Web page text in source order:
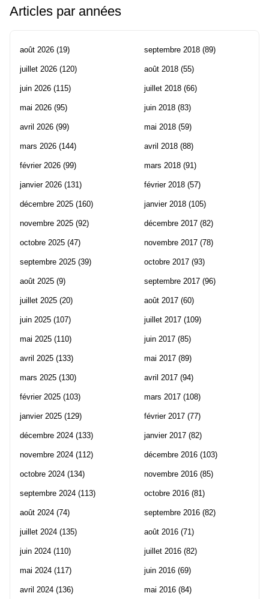
Articles par années
août 2026 (19)
juillet 2026 (120)
juin 2026 (115)
mai 2026 (95)
avril 2026 (99)
mars 2026 (144)
février 2026 (99)
janvier 2026 (131)
décembre 2025 (160)
novembre 2025 (92)
octobre 2025 (47)
septembre 2025 (39)
août 2025 (9)
juillet 2025 (20)
juin 2025 (107)
mai 2025 (110)
avril 2025 (133)
mars 2025 (130)
février 2025 (103)
janvier 2025 (129)
décembre 2024 (133)
novembre 2024 (112)
octobre 2024 (134)
septembre 2024 (113)
août 2024 (74)
juillet 2024 (135)
juin 2024 (110)
mai 2024 (117)
avril 2024 (136)
septembre 2018 (89)
août 2018 (55)
juillet 2018 (66)
juin 2018 (83)
mai 2018 (59)
avril 2018 (88)
mars 2018 (91)
février 2018 (57)
janvier 2018 (105)
décembre 2017 (82)
novembre 2017 (78)
octobre 2017 (93)
septembre 2017 (96)
août 2017 (60)
juillet 2017 (109)
juin 2017 (85)
mai 2017 (89)
avril 2017 (94)
mars 2017 (108)
février 2017 (77)
janvier 2017 (82)
décembre 2016 (103)
novembre 2016 (85)
octobre 2016 (81)
septembre 2016 (82)
août 2016 (71)
juillet 2016 (82)
juin 2016 (69)
mai 2016 (84)